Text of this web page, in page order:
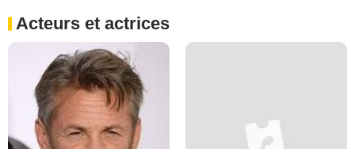
Acteurs et actrices